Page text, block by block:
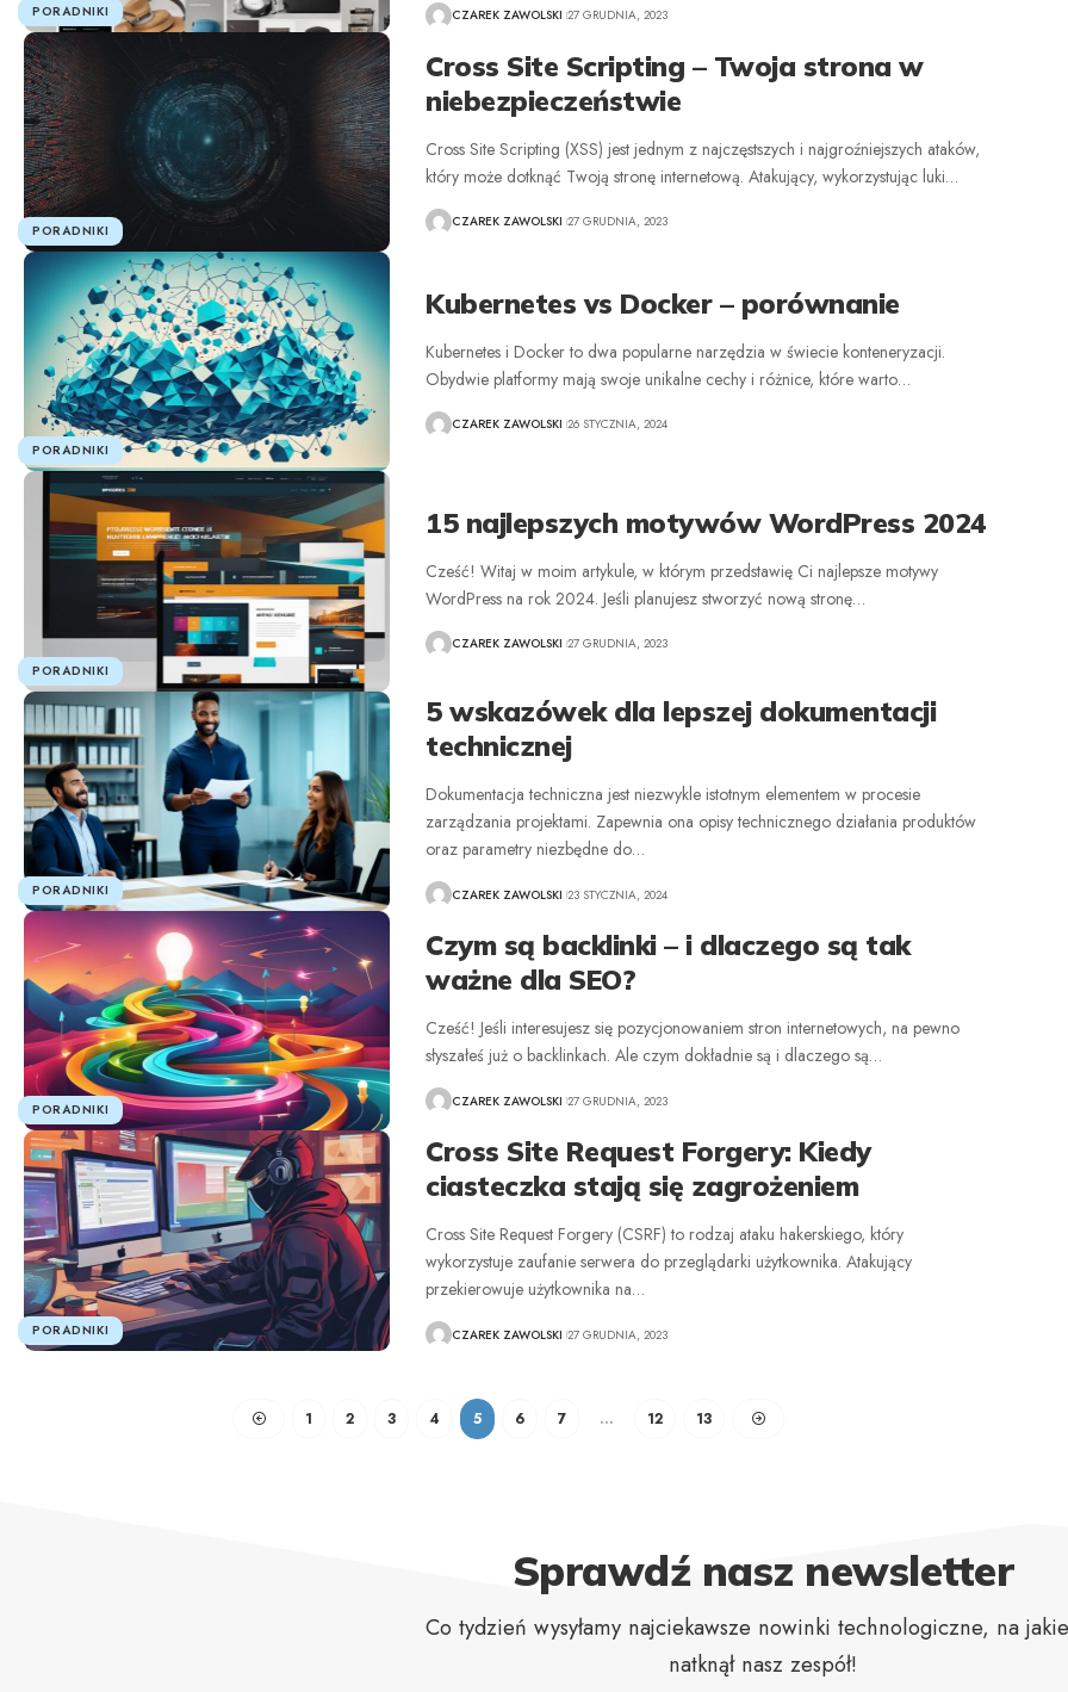
PORADNIKI CZAREK ZAWOLSKI 27 GRUDNIA, 2023
PORADNIKI
Cross Site Scripting – Twoja strona w
niebezpieczeństwie
Cross Site Scripting (XSS) jest jednym z najczęstszych i najgroźniejszych ataków,
który może dotknąć Twoją stronę internetową. Atakujący, wykorzystując luki…
CZAREK ZAWOLSKI 27 GRUDNIA, 2023
PORADNIKI
Kubernetes vs Docker – porównanie
Kubernetes i Docker to dwa popularne narzędzia w świecie konteneryzacji.
Obydwie platformy mają swoje unikalne cechy i różnice, które warto…
CZAREK ZAWOLSKI 26 STYCZNIA, 2024
PORADNIKI
15 najlepszych motywów WordPress 2024
Cześć! Witaj w moim artykule, w którym przedstawię Ci najlepsze motywy
WordPress na rok 2024. Jeśli planujesz stworzyć nową stronę…
CZAREK ZAWOLSKI 27 GRUDNIA, 2023
PORADNIKI
5 wskazówek dla lepszej dokumentacji
technicznej
Dokumentacja techniczna jest niezwykle istotnym elementem w procesie
zarządzania projektami. Zapewnia ona opisy technicznego działania produktów
oraz parametry niezbędne do…
CZAREK ZAWOLSKI 23 STYCZNIA, 2024
PORADNIKI
Czym są backlinki – i dlaczego są tak
ważne dla SEO?
Cześć! Jeśli interesujesz się pozycjonowaniem stron internetowych, na pewno
słyszałeś już o backlinkach. Ale czym dokładnie są i dlaczego są…
CZAREK ZAWOLSKI 27 GRUDNIA, 2023
PORADNIKI
Cross Site Request Forgery: Kiedy
ciasteczka stają się zagrożeniem
Cross Site Request Forgery (CSRF) to rodzaj ataku hakerskiego, który
wykorzystuje zaufanie serwera do przeglądarki użytkownika. Atakujący
przekierowuje użytkownika na…
CZAREK ZAWOLSKI 27 GRUDNIA, 2023
1 2 3 4 5 6 7 … 12 13
Sprawdź nasz newsletter
Co tydzień wysyłamy najciekawsze nowinki technologiczne, na
natknął nasz zespół!